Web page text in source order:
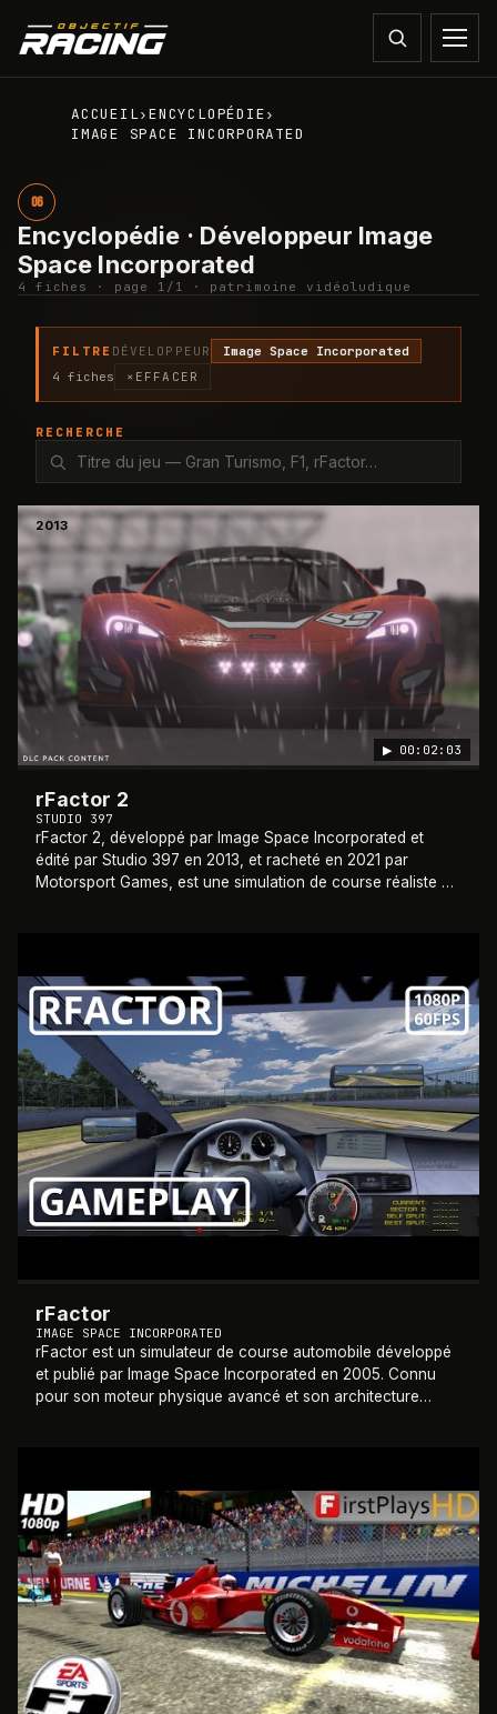
ACCUEIL›ENCYCLOPÉDIE›
IMAGE SPACE INCORPORATED
06
Encyclopédie · Développeur Image
Space Incorporated
4 fiche s · page 1 / 1 · patrimoine vidéoludique
FILTRE DÉVELOPPEUR
Image Space Incorporated
4 fiches × EFFACER
RECHERCHE
2013
▶ 00:02:03
rFactor 2
STUDIO 397
rFactor 2, développé par Image Space Incorporated et
édité par Studio 397 en 2013, et racheté en 2021 par
Motorsport Games, est une simulation de course réaliste et
rFactor
IMAGE SPACE INCORPORATED
rFactor est un simulateur de course automobile développé
et publié par Image Space Incorporated en 2005. Connu
pour son moteur physique avancé et son architecture